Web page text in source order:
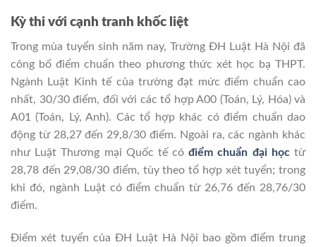
Kỳ thi với cạnh tranh khốc liệt
Trong mùa tuyển sinh năm nay, Trường ĐH Luật Hà Nội đã
công bố điểm chuẩn theo phương thức xét học bạ THPT.
Ngành Luật Kinh tế của trường đạt mức điểm chuẩn cao
nhất, 30/30 điểm, đối với các tổ hợp A00 (Toán, Lý, Hóa) và
A01 (Toán, Lý, Anh). Các tổ hợp khác có điểm chuẩn dao
động từ 28,27 đến 29,8/30 điểm. Ngoài ra, các ngành khác
như Luật Thương mại Quốc tế cóđiểm chuẩn đại họctừ
28,78 đến 29,08/30 điểm, tùy theo tổ hợp xét tuyển; trong
khi đó, ngành Luật có điểm chuẩn từ 26,76 đến 28,76/30
điểm.
Điểm xét tuyển của ĐH Luật Hà Nội bao gồm điểm trung